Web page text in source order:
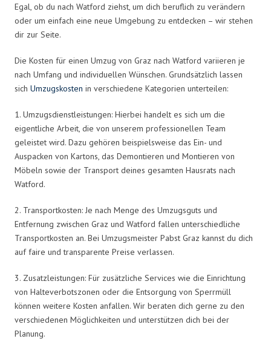
Egal, ob du nach Watford ziehst, um dich beruflich zu verändern
oder um einfach eine neue Umgebung zu entdecken – wir stehen
dir zur Seite.
Die Kosten für einen Umzug von Graz nach Watford variieren je
nach Umfang und individuellen Wünschen. Grundsätzlich lassen
sich Umzugskosten in verschiedene Kategorien unterteilen:
1. Umzugsdienstleistungen: Hierbei handelt es sich um die
eigentliche Arbeit, die von unserem professionellen Team
geleistet wird. Dazu gehören beispielsweise das Ein- und
Auspacken von Kartons, das Demontieren und Montieren von
Möbeln sowie der Transport deines gesamten Hausrats nach
Watford.
2. Transportkosten: Je nach Menge des Umzugsguts und
Entfernung zwischen Graz und Watford fallen unterschiedliche
Transportkosten an. Bei Umzugsmeister Pabst Graz kannst du dich
auf faire und transparente Preise verlassen.
3. Zusatzleistungen: Für zusätzliche Services wie die Einrichtung
von Halteverbotszonen oder die Entsorgung von Sperrmüll
können weitere Kosten anfallen. Wir beraten dich gerne zu den
verschiedenen Möglichkeiten und unterstützen dich bei der
Planung.